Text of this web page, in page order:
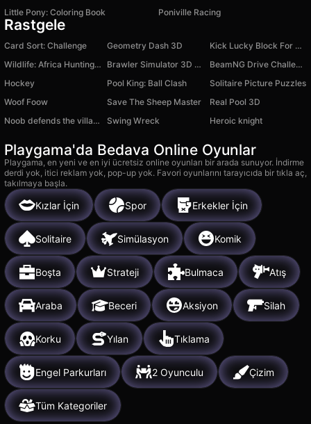
Little Pony: Coloring Book
Poniville Racing
Rastgele
Card Sort: Challenge Geometry Dash 3D
Kick Lucky Block For Brainrot
Wildlife: Africa Hunting 3D
Brawler Simulator 3D First Person Shooter
BeamNG Drive Challenge
Hockey
Pool King: Ball Clash
Solitaire Picture Puzzles
Woof Foow
Save The Sheep Master
Real Pool 3D
Noob defends the village
Swing Wreck Heroic knight
Playgama'da Bedava Online Oyunlar
Playgama, en yeni ve en iyi ücretsiz online oyunları bir arada sunuyor. İndirme
derdi yok, itici reklam yok, pop-up yok. Favori oyunlarını tarayıcıda bir tıkla aç,
takılmaya başla.
Kızlar İçin Spor Erkekler İçin
Solitaire Simülasyon Komik
Boşta Strateji Bulmaca Atış
Araba Beceri Aksiyon Silah
Korku Yılan Tıklama
Engel Parkurları 2 Oyunculu Çizim
Tüm Kategoriler